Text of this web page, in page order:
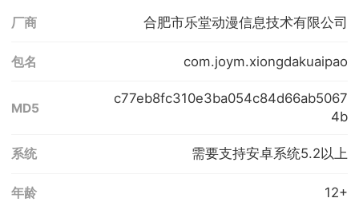
厂商 合肥市乐堂动漫信息技术有限公司
包名 com.joym.xiongdakuaipao
MD5
c77eb8fc310e3ba054c84d66ab5067
4b
系统 需要支持安卓系统5.2以上
年龄 12+